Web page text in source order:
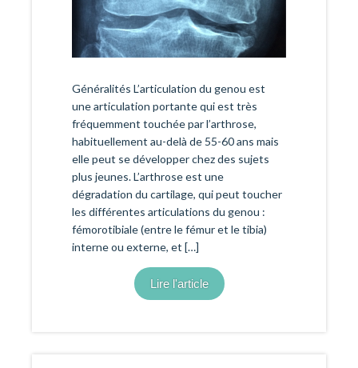
Généralités L’articulation du genou est
une articulation portante qui est très
fréquemment touchée par l’arthrose,
habituellement au-delà de 55-60 ans mais
elle peut se développer chez des sujets
plus jeunes. L’arthrose est une
dégradation du cartilage, qui peut toucher
les différentes articulations du genou :
fémorotibiale (entre le fémur et le tibia)
interne ou externe, et […]
Lire l'article